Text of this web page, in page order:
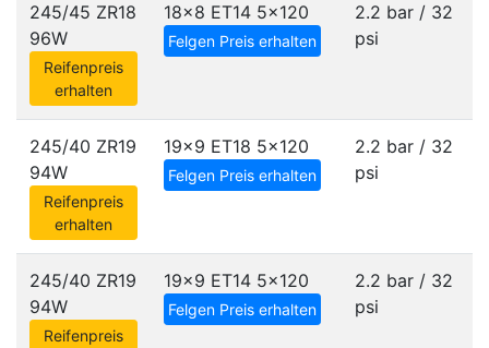
245/45 ZR18
96W
Reifenpreis
erhalten
18x8 ET14 5x120
Felgen Preis erhalten
2.2 bar / 32
psi
245/40 ZR19
94W
Reifenpreis
erhalten
19x9 ET18 5x120
Felgen Preis erhalten
2.2 bar / 32
psi
245/40 ZR19
94W
Reifenpreis
19x9 ET14 5x120
Felgen Preis erhalten
2.2 bar / 32
psi